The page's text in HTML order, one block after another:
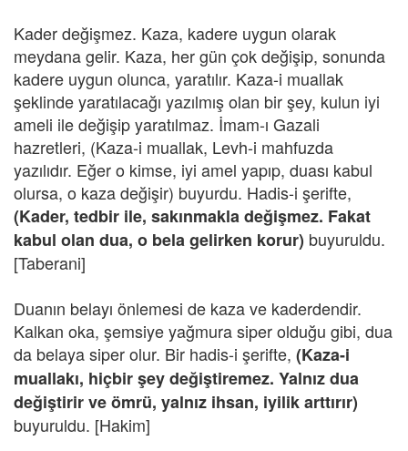
Kader değişmez. Kaza, kadere uygun olarak
meydana gelir. Kaza, her gün çok değişip, sonunda
kadere uygun olunca, yaratılır. Kaza-i muallak
şeklinde yaratılacağı yazılmış olan bir şey, kulun iyi
ameli ile değişip yaratılmaz. İmam-ı Gazali
hazretleri, (Kaza-i muallak, Levh-i mahfuzda
yazılıdır. Eğer o kimse, iyi amel yapıp, duası kabul
olursa, o kaza değişir) buyurdu. Hadis-i şerifte,
(Kader, tedbir ile, sakınmakla değişmez. Fakat
kabul olan dua, o bela gelirken korur) buyuruldu.
[Taberani]
Duanın belayı önlemesi de kaza ve kaderdendir.
Kalkan oka, şemsiye yağmura siper olduğu gibi, dua
da belaya siper olur. Bir hadis-i şerifte, (Kaza-i
muallakı, hiçbir şey değiştiremez. Yalnız dua
değiştirir ve ömrü, yalnız ihsan, iyilik arttırır)
buyuruldu. [Hakim]